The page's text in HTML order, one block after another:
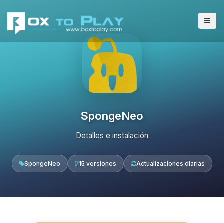
SpongeNeo
Detalles e instalación
SpongeNeo 15 versiones Actualizaciones diarias